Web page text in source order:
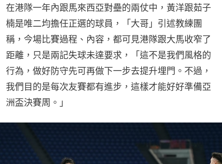
在港隊一年內跟馬來西亞對壘的兩仗中，黃洋跟茹子
楠是唯二均擔任正選的球員，「大哥」引述教練團
稱，今場比賽過程、內容，都可見港隊跟大馬收窄了
距離，只是兩記失球未達要求，「這不是我們風格的
行為，做好防守先可再做下一步去提升埋門。不過，
我們目的是每次友賽都有進步，這樣才能好好準備亞
洲盃決賽周。」